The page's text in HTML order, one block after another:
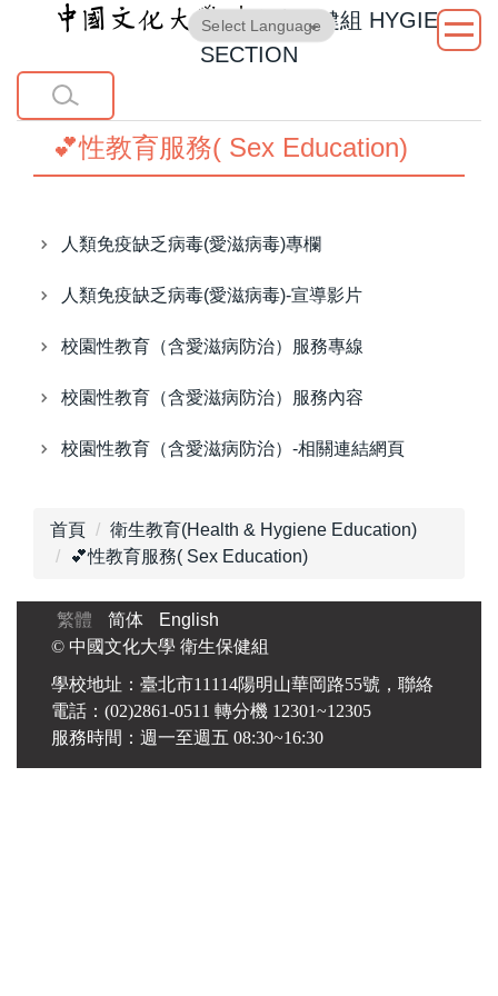
主
內
衛生保健組 HYGIENE
SECTION
Translate
💕性教育服務( Sex Education)
人類免疫缺乏病毒(愛滋病毒)專欄
人類免疫缺乏病毒(愛滋病毒)-宣導影片
校園性教育（含愛滋病防治）服務專線
校園性教育（含愛滋病防治）服務內容
校園性教育（含愛滋病防治）-相關連結網頁
首頁
衛生教育(Health & Hygiene Education)
💕性教育服務( Sex Education)
繁體 简体
English
© 中國文化大學 衛生保健組
學校地址：臺北市11114陽明山華岡路55號，聯絡
電話：(02)2861-0511 轉分機 12301~12305
服務時間：週一至週五 08:30~16:30